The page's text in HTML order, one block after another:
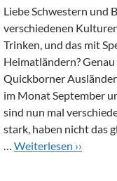
Liebe Schwestern und
verschiedenen
Trinken, und das mit
Heimatländern?
Quickborner
im Monat September
sind nun mal
stark, haben nicht das
… Weiterlesen ››